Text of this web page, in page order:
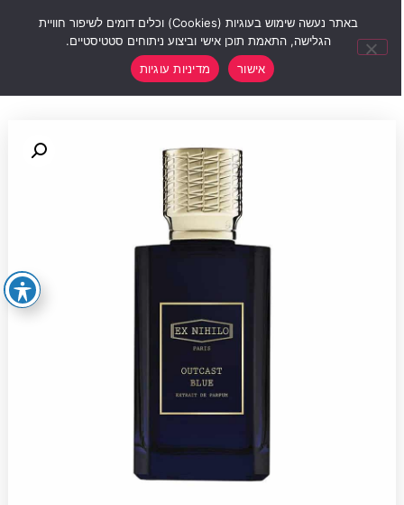
באתר נעשה שימוש בעוגיות (Cookies) וכלים דומים לשיפור חוויית
הגלישה, התאמת תוכן אישי וביצוע ניתוחים סטטיסטיים.
אישור
מדיניות עוגיות